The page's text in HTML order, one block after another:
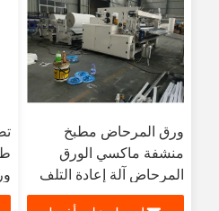
ورق المرحاض مطبخ
منشفة ماكسي الورق
المرحاض آلة إعادة التلف
آلية بالكامل